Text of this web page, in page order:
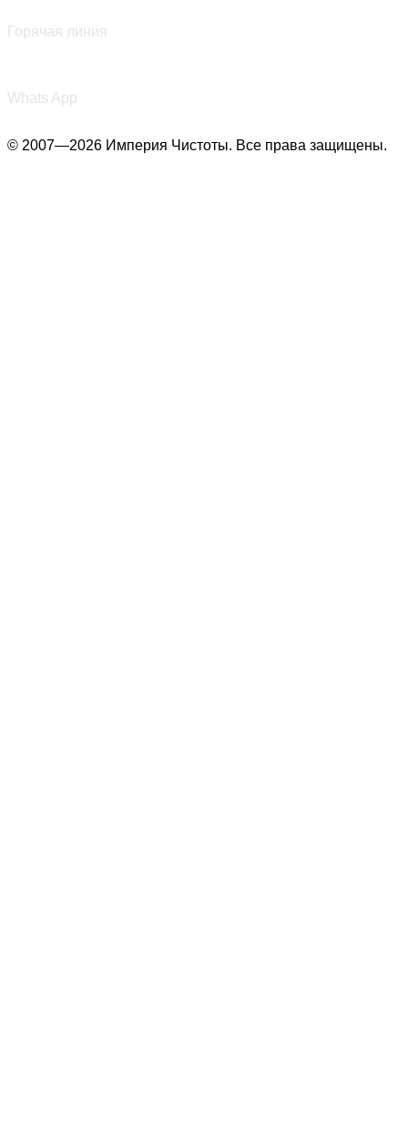
Горячая линия
Whats App
© 2007—2026 Империя Чистоты. Все права защищены.